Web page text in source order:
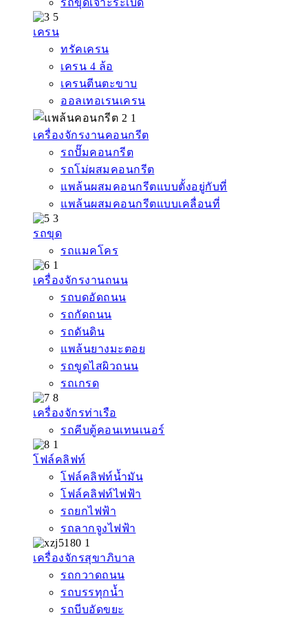
รถขุดเจาะระเบิด
เครน
ทรัคเครน
เครน 4 ล้อ
เครนตีนตะขาบ
ออลเทอเรนเครน
เครื่องจักรงานคอนกรีต
รถปั๊มคอนกรีต
รถโม่ผสมคอนกรีต
แพล้นผสมคอนกรีตแบบตั้งอยู่กับที่
แพล้นผสมคอนกรีตแบบเคลื่อนที่
รถขุด
รถแมคโคร
เครื่องจักรงานถนน
รถบดอัดถนน
รถกัดถนน
รถดันดิน
แพล้นยางมะตอย
รถขูดไสผิวถนน
รถเกรด
เครื่องจักรท่าเรือ
รถคีบตู้คอนเทนเนอร์
โฟล์คลิฟท์
โฟล์คลิฟท์น้ำมัน
โฟล์คลิฟท์ไฟฟ้า
รถยกไฟฟ้า
รถลากจูงไฟฟ้า
เครื่องจักรสุขาภิบาล
รถกวาดถนน
รถบรรทุกน้ำ
รถบีบอัดขยะ